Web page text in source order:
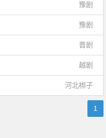
豫剧
豫剧
晋剧
越剧
河北梆子
1